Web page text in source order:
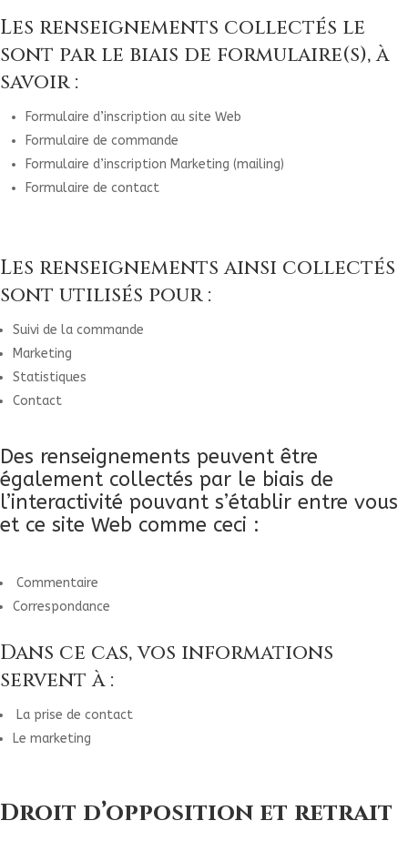
Les renseignements collectés le
sont par le biais de formulaire(s), à
savoir :
Formulaire d’inscription au site Web
Formulaire de commande
Formulaire d’inscription Marketing (mailing)
Formulaire de contact
Les renseignements ainsi collectés
sont utilisés pour :
Suivi de la commande
Marketing
Statistiques
Contact
Des renseignements peuvent être
également collectés par le biais de
l’interactivité pouvant s’établir entre vous
et ce site Web comme ceci :
Commentaire
Correspondance
Dans ce cas, vos informations
servent à :
La prise de contact
Le marketing
Droit d’opposition et retrait